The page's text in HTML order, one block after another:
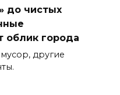
до чистых
облик города
другие